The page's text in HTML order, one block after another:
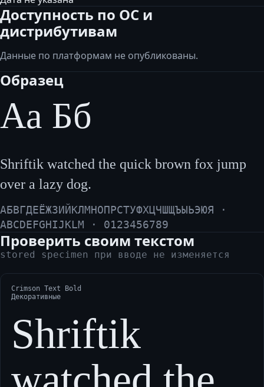
Доступность по ОС и
дистрибутивам
Данные по платформам не опубликованы.
Образец
Аа Бб
Shriftik watched the quick brown fox jump
over a lazy dog.
АБВГДЕЁЖЗИЙКЛМНОПРСТУФХЦЧШЩЪЫЬЭЮЯ ·
ABCDEFGHIJKLM · 0123456789
Проверить своим текстом
stored specimen при вводе не изменяется
Crimson Text Bold
Декоративные
Shriftik